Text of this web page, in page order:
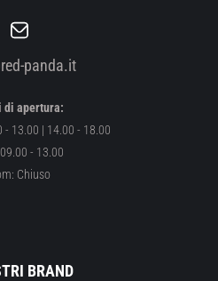
panda.it
di apertura:
- 13.00 | 14.00 - 18.00
- 13.00
Chiuso
BRAND